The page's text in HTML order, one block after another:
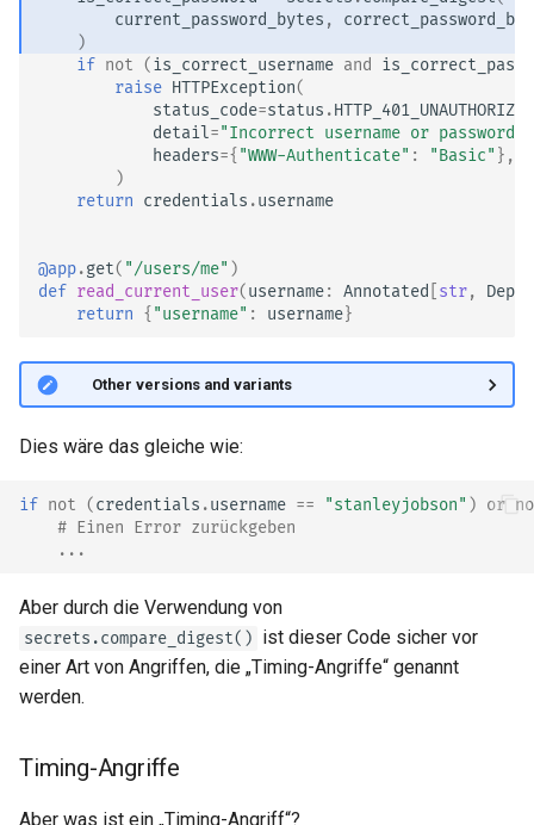
current_password_bytes ,
)
if not (is_correct_username and
raise HTTPException(
status_code=status .HTTP_401_UNAUTHORIZED
detail="Incorrect username or password"
headers={ "WWW-Authenticate" : "Basic" },
)
return credentials .username
@app.get( "/users/me" )
def read_current_user(username: Annotated str,
return { "username" : username}
🤓 Other versions and variants
Dies wäre das gleiche wie:
if not (credentials .username == "stanleyjobson" ) or
# Einen Error zurückgeben
...
Aber durch die Verwendung von
secrets.compare_digest() ist dieser Code sicher vor
einer Art von Angriffen, die „Timing-Angriffe“ genannt
werden.
Timing-Angriffe
Aber was ist ein „Timing-Angriff“?